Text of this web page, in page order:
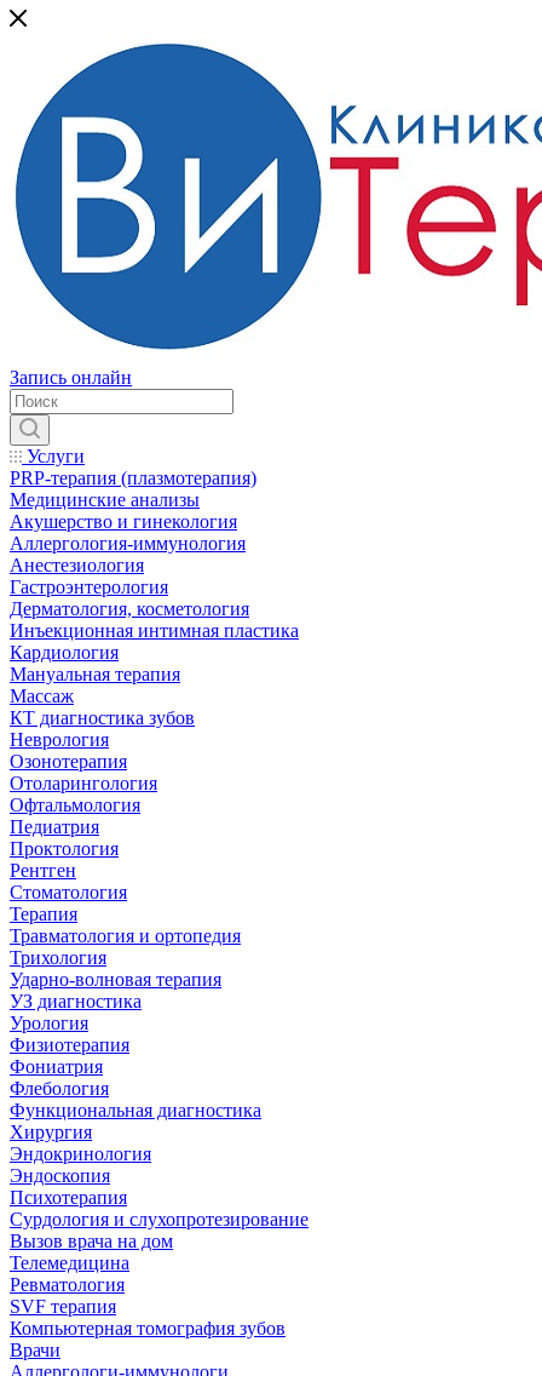
Запись онлайн
Услуги
PRP-терапия (плазмотерапия)
Медицинские анализы
Акушерство и гинекология
Аллергология-иммунология
Анестезиология
Гастроэнтерология
Дерматология, косметология
Инъекционная интимная пластика
Кардиология
Мануальная терапия
Массаж
КТ диагностика зубов
Неврология
Озонотерапия
Отоларингология
Офтальмология
Педиатрия
Проктология
Рентген
Стоматология
Терапия
Травматология и ортопедия
Трихология
Ударно-волновая терапия
УЗ диагностика
Урология
Физиотерапия
Фониатрия
Флебология
Функциональная диагностика
Хирургия
Эндокринология
Эндоскопия
Психотерапия
Сурдология и слухопротезирование
Вызов врача на дом
Телемедицина
Ревматология
SVF терапия
Компьютерная томография зубов
Врачи
Аллергологи-иммунологи